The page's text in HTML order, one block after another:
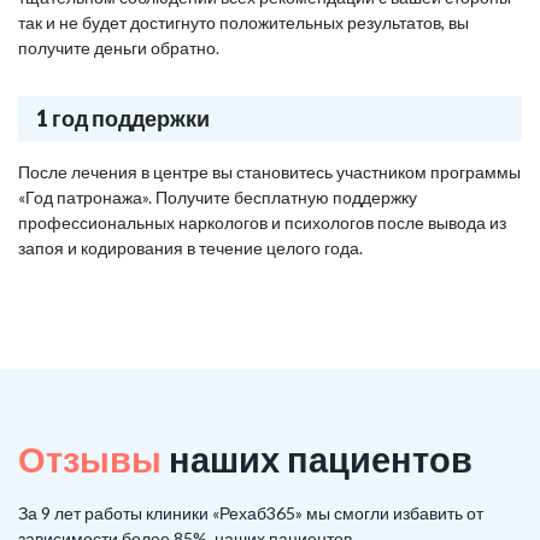
так и не будет достигнуто положительных результатов, вы
получите деньги обратно.
1 год поддержки
После лечения в центре вы становитесь участником программы
«Год патронажа». Получите бесплатную поддержку
профессиональных наркологов и психологов после вывода из
запоя и кодирования в течение целого года.
Отзывы наших пациентов
За 9 лет работы клиники «Рехаб365» мы смогли избавить от